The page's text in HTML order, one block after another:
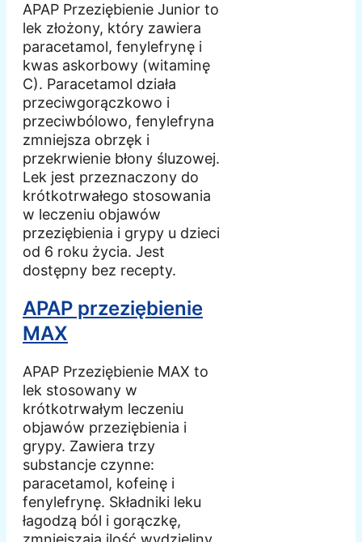
APAP Przeziębienie Junior to
lek złożony, który zawiera
paracetamol, fenylefrynę i
kwas askorbowy (witaminę
C). Paracetamol działa
przeciwgorączkowo i
przeciwbólowo, fenylefryna
zmniejsza obrzęk i
przekrwienie błony śluzowej.
Lek jest przeznaczony do
krótkotrwałego stosowania
w leczeniu objawów
przeziębienia i grypy u dzieci
od 6 roku życia. Jest
dostępny bez recepty.
APAP przeziębienie
MAX
APAP Przeziębienie MAX to
lek stosowany w
krótkotrwałym leczeniu
objawów przeziębienia i
grypy. Zawiera trzy
substancje czynne:
paracetamol, kofeinę i
fenylefrynę. Składniki leku
łagodzą ból i gorączkę,